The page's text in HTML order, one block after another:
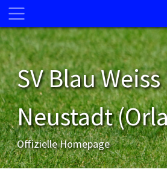
SV Blau
Neustadt
Offizielle Homepage